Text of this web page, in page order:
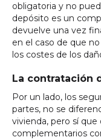
obligatoria y no
depósito es un
devuelve una vez
en el caso de que
los costes de los
La contratación
Por un lado, los
partes, no se
vivienda, pero sí
complementarios